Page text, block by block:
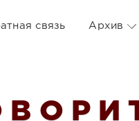
связь Архив
О Р И